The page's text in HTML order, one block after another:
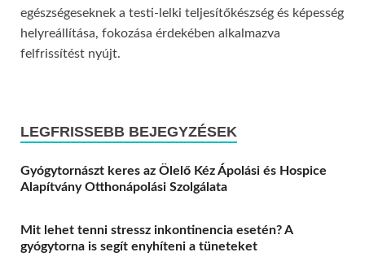
egészségeseknek a testi-lelki teljesítőkészség és képesség
helyreállítása, fokozása érdekében alkalmazva
felfrissítést nyújt.
LEGFRISSEBB BEJEGYZÉSEK
Gyógytornászt keres az Ölelő Kéz Ápolási és Hospice
Alapítvány Otthonápolási Szolgálata
Mit lehet tenni stressz inkontinencia esetén? A
gyógytorna is segít enyhíteni a tüneteket